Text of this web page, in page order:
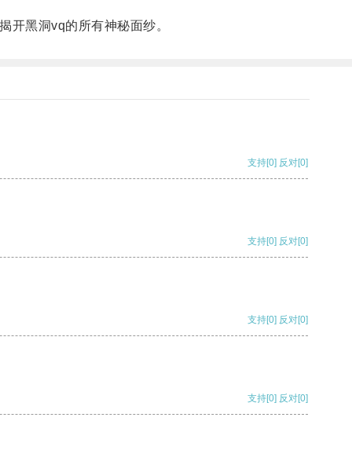
黑洞vq的所有神秘面纱。
支持[0] 反对[0]
支持[0] 反对[0]
支持[0] 反对[0]
支持[0] 反对[0]